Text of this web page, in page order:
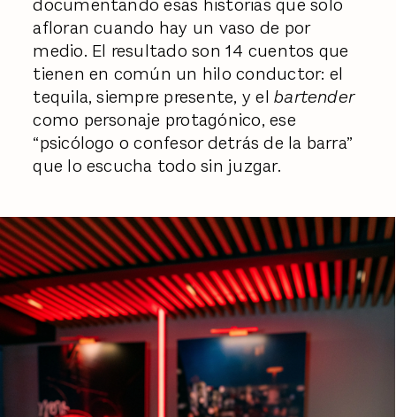
documentando esas historias que solo
afloran cuando hay un vaso de por
medio. El resultado son 14 cuentos que
tienen en común un hilo conductor: el
tequila, siempre presente, y elbartender
como personaje protagónico, ese
“psicólogo o confesor detrás de la barra”
que lo escucha todo sin juzgar.